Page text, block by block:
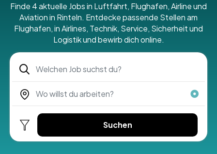
Finde 4 aktuelle Jobs in Luftfahrt, Flughafen, Airline und
Aviation in Rinteln. Entdecke passende Stellen am
Flughafen, in Airlines, Technik, Service, Sicherheit und
Logistik und bewirb dich online.
Suchen